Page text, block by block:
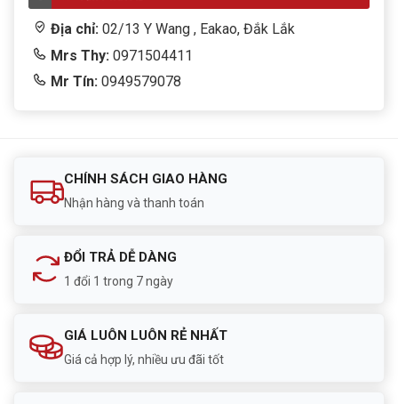
Địa chỉ: 02/13 Y Wang , Eakao, Đắk Lắk
Mrs Thy: 0971504411
Mr Tín: 0949579078
CHÍNH SÁCH GIAO HÀNG
Nhận hàng và thanh toán
ĐỔI TRẢ DỄ DÀNG
1 đổi 1 trong 7 ngày
GIÁ LUÔN LUÔN RẺ NHẤT
Giá cả hợp lý, nhiều ưu đãi tốt